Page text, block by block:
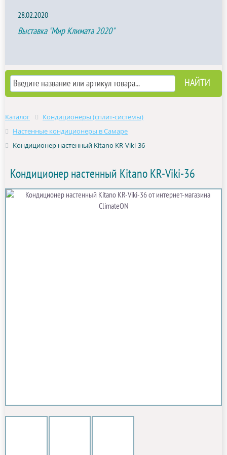
28.02.2020
Выставка "Мир Климата 2020"
Каталог
Кондиционеры (сплит-системы)
Настенные кондиционеры в Самаре
Кондиционер настенный Kitano KR-Viki-36
Кондиционер настенный Kitano KR-Viki-36